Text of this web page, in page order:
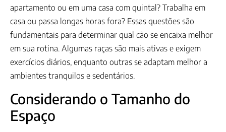
apartamento ou em uma casa com quintal? Trabalha em
casa ou passa longas horas fora? Essas questões são
fundamentais para determinar qual cão se encaixa melhor
em sua rotina. Algumas raças são mais ativas e exigem
exercícios diários, enquanto outras se adaptam melhor a
ambientes tranquilos e sedentários.
Considerando o Tamanho do
Espaço